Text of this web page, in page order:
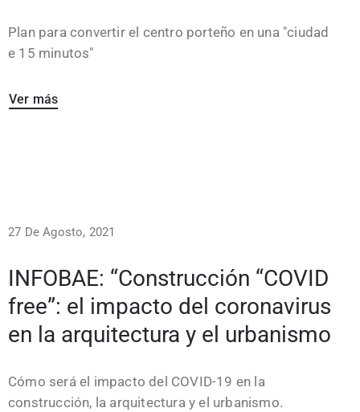
Plan para convertir el centro porteño en una "ciudad
e 15 minutos"
Ver más
27 De Agosto, 2021
INFOBAE: “Construcción “COVID
free”: el impacto del coronavirus
en la arquitectura y el urbanismo
Cómo será el impacto del COVID-19 en la
construcción, la arquitectura y el urbanismo.